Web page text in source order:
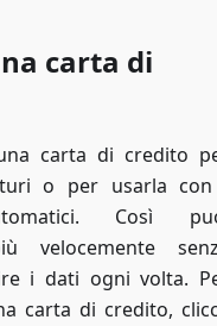
carta di
carta di credito
o per usarla
Così
velocemente
i dati ogni volta.
carta di credito,